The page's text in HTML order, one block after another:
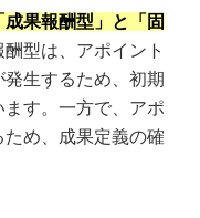
果報酬型」と「固
酬型は、アポイント
生するため、初期
す。一方で、アポ
め、成果定義の確